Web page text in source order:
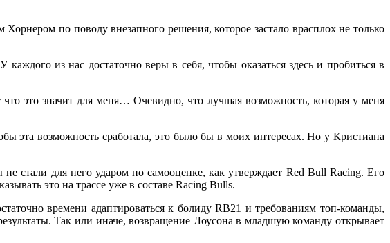
по поводу внезапного решения, которое застало врасплох не только
из нас достаточно веры в себя, чтобы оказаться здесь и пробиться в
это значит для меня… Очевидно, что лучшая возможность, которая у меня
эта возможность сработала, это было бы в моих интересах. Но у Кристиана
стали для него ударом по самооценке, как утверждает Red Bull Racing. Его
это на трассе уже в составе Racing Bulls.
времени адаптироваться к болиду RB21 и требованиям топ-команды,
Так или иначе, возвращение Лоусона в младшую команду открывает